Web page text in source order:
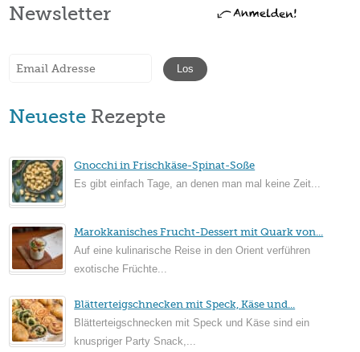
Newsletter
Neueste Rezepte
Gnocchi in Frischkäse-Spinat-Soße
Es gibt einfach Tage, an denen man mal keine Zeit...
Marokkanisches Frucht-Dessert mit Quark von...
Auf eine kulinarische Reise in den Orient verführen
exotische Früchte...
Blätterteigschnecken mit Speck, Käse und...
Blätterteigschnecken mit Speck und Käse sind ein
knuspriger Party Snack,...